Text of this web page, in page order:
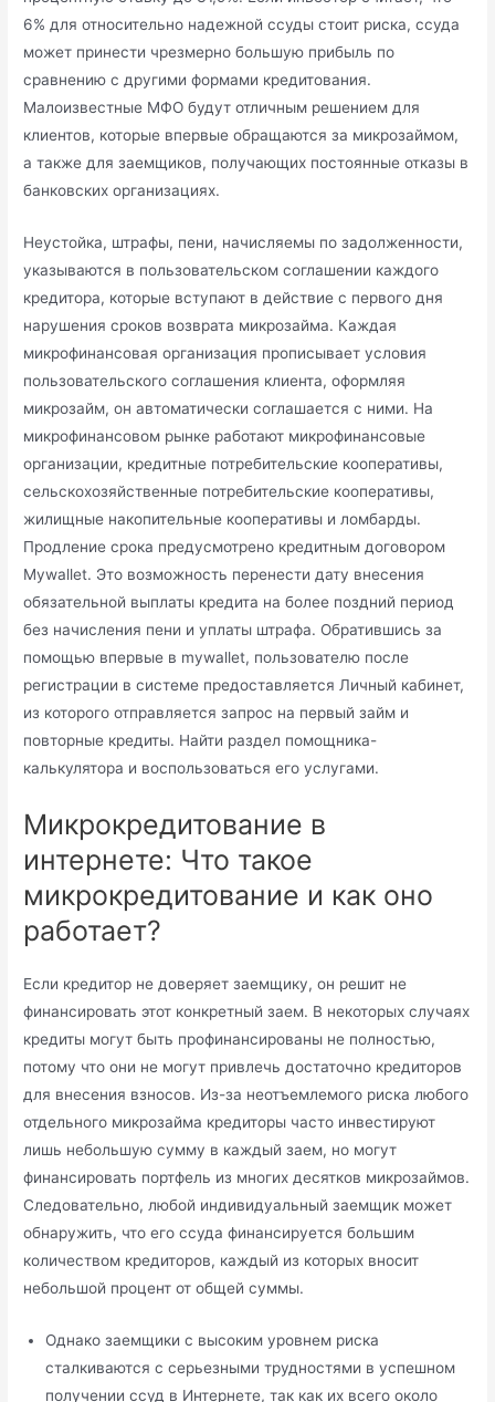
6% для относительно надежной ссуды стоит риска, ссуда
может принести чрезмерно большую прибыль по
сравнению с другими формами кредитования.
Малоизвестные МФО будут отличным решением для
клиентов, которые впервые обращаются за микрозаймом,
а также для заемщиков, получающих постоянные отказы в
банковских организациях.
Неустойка, штрафы, пени, начисляемы по задолженности,
указываются в пользовательском соглашении каждого
кредитора, которые вступают в действие с первого дня
нарушения сроков возврата микрозайма. Каждая
микрофинансовая организация прописывает условия
пользовательского соглашения клиента, оформляя
микрозайм, он автоматически соглашается с ними. На
микрофинансовом рынке работают микрофинансовые
организации, кредитные потребительские кооперативы,
сельскохозяйственные потребительские кооперативы,
жилищные накопительные кооперативы и ломбарды.
Продление срока предусмотрено кредитным договором
Mywallet. Это возможность перенести дату внесения
обязательной выплаты кредита на более поздний период
без начисления пени и уплаты штрафа. Обратившись за
помощью впервые в mywallet, пользователю после
регистрации в системе предоставляется Личный кабинет,
из которого отправляется запрос на первый займ и
повторные кредиты. Найти раздел помощника-
калькулятора и воспользоваться его услугами.
Микрокредитование в
интернете: Что такое
микрокредитование и как оно
работает?
Если кредитор не доверяет заемщику, он решит не
финансировать этот конкретный заем. В некоторых случаях
кредиты могут быть профинансированы не полностью,
потому что они не могут привлечь достаточно кредиторов
для внесения взносов. Из-за неотъемлемого риска любого
отдельного микрозайма кредиторы часто инвестируют
лишь небольшую сумму в каждый заем, но могут
финансировать портфель из многих десятков микрозаймов.
Следовательно, любой индивидуальный заемщик может
обнаружить, что его ссуда финансируется большим
количеством кредиторов, каждый из которых вносит
небольшой процент от общей суммы.
Однако заемщики с высоким уровнем риска
сталкиваются с серьезными трудностями в успешном
получении ссуд в Интернете, так как их всего около